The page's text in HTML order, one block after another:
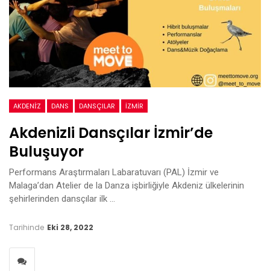
AKDENİZ DANS DANSÇILAR IZMIR
Akdenizli Dansçılar İzmir’de
Buluşuyor
Performans Araştırmaları Labaratuvarı (PAL) İzmir ve
Malaga’dan Atelier de la Danza işbirliğiyle Akdeniz ülkelerinin
şehirlerinden dansçılar ilk …
Tarihinde Eki 28, 2022